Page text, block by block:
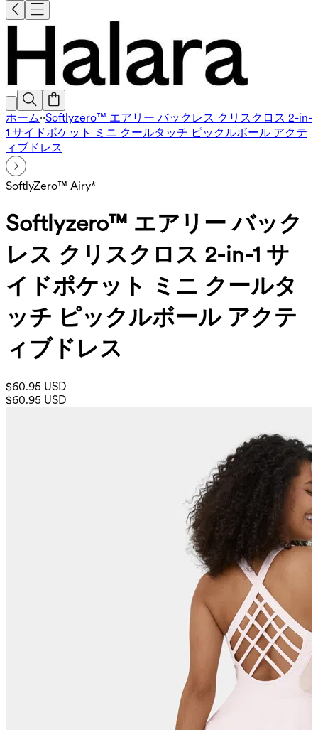
ホーム··Softlyzero™ エアリー バックレス クリスクロス 2-in-
1 サイドポケット ミニ クールタッチ ピックルボール アクテ
ィブドレス
SoftlyZero™ Airy*
Softlyzero™ エアリー バック
レス クリスクロス 2-in-1 サ
イドポケット ミニ クールタ
ッチ ピックルボール アクテ
ィブドレス
$60.95 USD
$60.95 USD